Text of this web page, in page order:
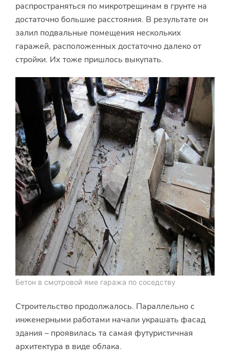
распространяться по микротрещинам в грунте на
достаточно большие расстояния. В результате он
залил подвальные помещения нескольких
гаражей, расположенных достаточно далеко от
стройки. Их тоже пришлось выкупать.
Бетон в смотровой яме гаража по соседству
Строительство продолжалось. Параллельно с
инженерными работами начали украшать фасад
здания – проявилась та самая футуристичная
архитектура в виде облака.